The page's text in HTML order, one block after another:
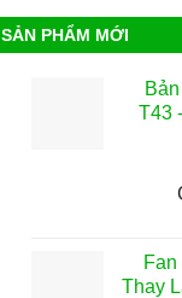
SẢN PHẨM MỚI
T43
Thay